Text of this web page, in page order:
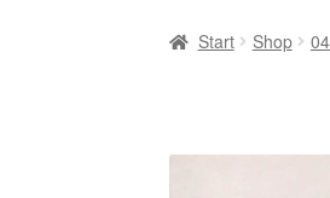
Start Shop